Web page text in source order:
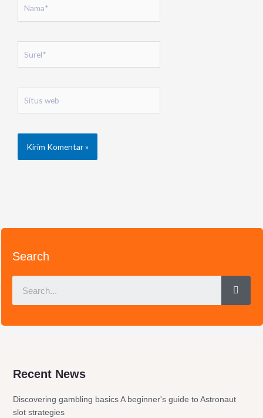
web
Search
Recent News
Discovering gambling basics A beginner's guide to Astronaut
slot strategies